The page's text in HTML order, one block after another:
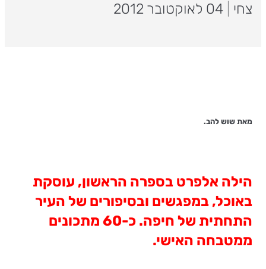
צחי
מאת שוש להב.
הילה אלפרט בספרה הראשון, עוסקת
באוכל, במפגשים ובסיפורים של העיר
התחתית של חיפה. כ-60 מתכונים
ממטבחה האישי.